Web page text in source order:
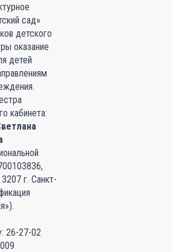
сад»
детского
оказание
детей
кабинета:
г. Санкт-
26-27-02